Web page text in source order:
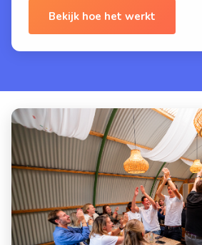
Bekijk hoe het werkt